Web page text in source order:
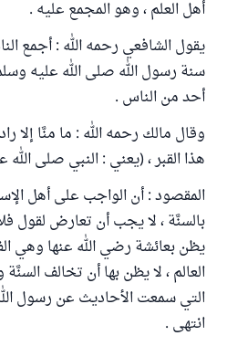
أهل العلم ، وهو المجمع عليه .
يقول الشافعي رحمه الله : أجمع
سنة رسول الله صلى الله عليه
أحد من الناس .
وقال مالك رحمه الله : ما منَّا إلا
هذا القبر ، (يعني : النبي صلى
المقصود : أن الواجب على أهل
بالسنَّة ، لا يجب أن تعارض لقول
يظن بعائشة رضي الله عنها وهي
العالم ، لا يظن بها أن تخالف
التي سمعت الأحاديث عن رسول
انتهى .